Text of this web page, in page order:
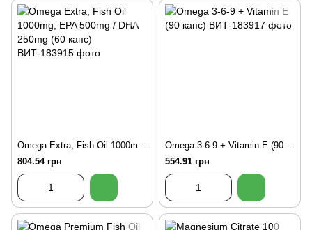
Omega Extra, Fish Oil 1000mg, EPA 500mg / DHA 250mg (60 капс)
804.54 грн
Omega 3-6-9 + Vitamin E (90 капс)
554.91 грн